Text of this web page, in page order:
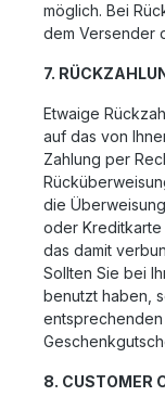
möglich. Bei
dem Versender
7.
Etwaige
auf das von
Zahlung per
die
oder
das damit
Sollten Sie bei
benutzt haben,
entsprechenden
8. CUSTOMER